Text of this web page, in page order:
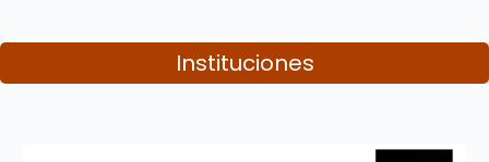
Instituciones